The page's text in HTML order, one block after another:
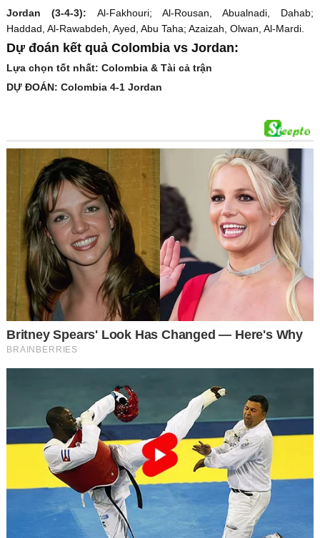
Jordan (3-4-3): Al-Fakhouri; Al-Rousan, Abualnadi, Dahab;
Haddad, Al-Rawabdeh, Ayed, Abu Taha; Azaizah, Olwan, Al-Mardi.
Dự đoán kết quả Colombia vs Jordan:
Lựa chọn tốt nhất: Colombia & Tài cả trận
DỰ ĐOÁN: Colombia 4-1 Jordan